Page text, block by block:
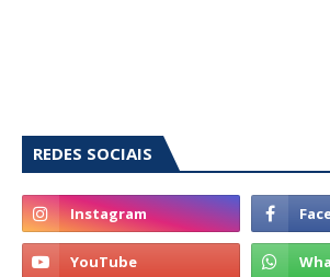
REDES SOCIAIS